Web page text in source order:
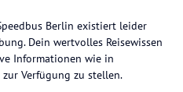
Berlin existiert leider
Dein wertvolles Reisewissen
Informationen wie in
Verfügung zu stellen.